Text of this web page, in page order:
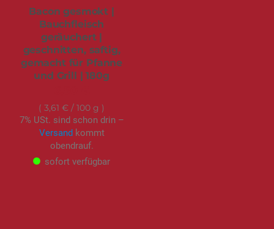
Bacon gesmokt |
Bauchfleisch
geräuchert |
geschnitten, saftig,
gemacht für Pfanne
und Grill | 180g
3,61 € / 100 g
7% USt. sind schon drin –
Versandkommt
obendrauf.
sofort verfügbar